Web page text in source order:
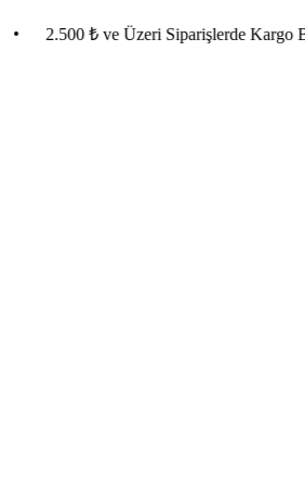
2.500 ₺ ve Üzeri Siparişlerde Kargo Bedava